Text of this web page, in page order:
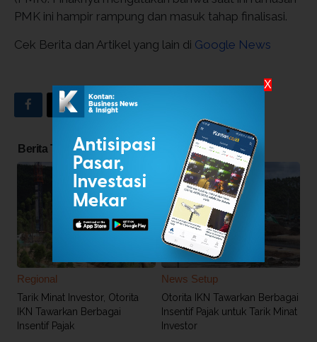
PMK ini hampir rampung dan masuk tahap finalisasi.
Cek Berita dan Artikel yang lain di Google News
Berita Terkait
Regional
Tarik Minat Investor, Otorita
IKN Tawarkan Berbagai
Insentif Pajak
News Setup
Otorita IKN Tawarkan Berbagai
Insentif Pajak untuk Tarik Minat
Investor
X